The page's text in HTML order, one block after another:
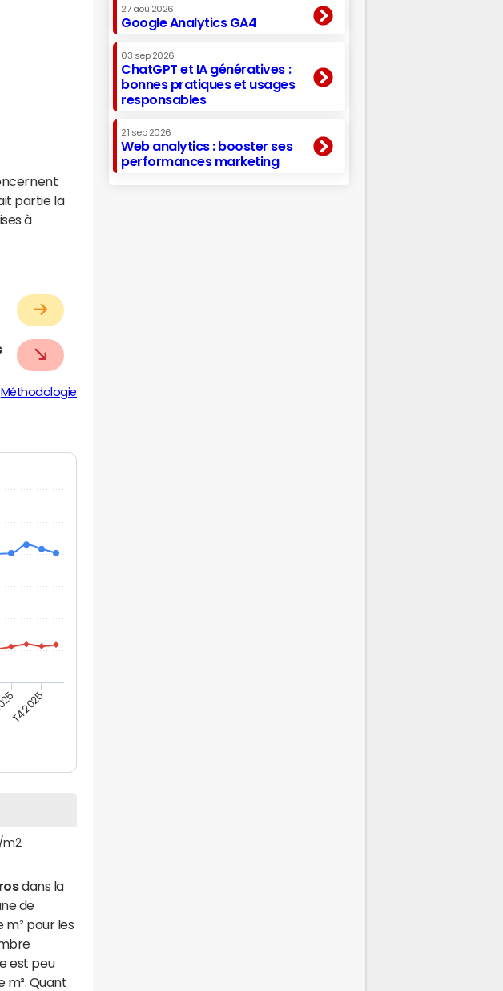
partie la
à
Méthodologie
T4 2025
m2
dans la
de
m² pour les
est peu
m². Quant
27 aoû 2026
Google Analytics GA4
03 sep 2026
ChatGPT et IA génératives :
bonnes pratiques et usages
responsables
21 sep 2026
Web analytics : booster ses
performances marketing